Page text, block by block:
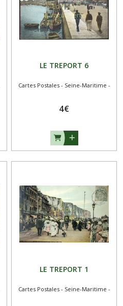
LE TREPORT 6
Cartes Postales - Seine-Maritime -
4€
LE TREPORT 1
Cartes Postales - Seine-Maritime -